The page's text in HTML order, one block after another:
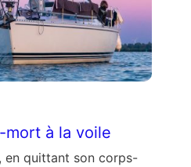
mort à la voile
en quittant son corps-